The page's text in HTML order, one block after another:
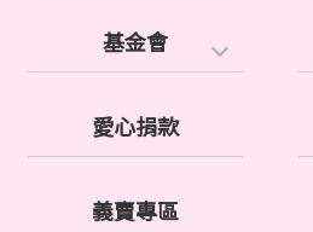
基金會
愛心捐款
義賣專區